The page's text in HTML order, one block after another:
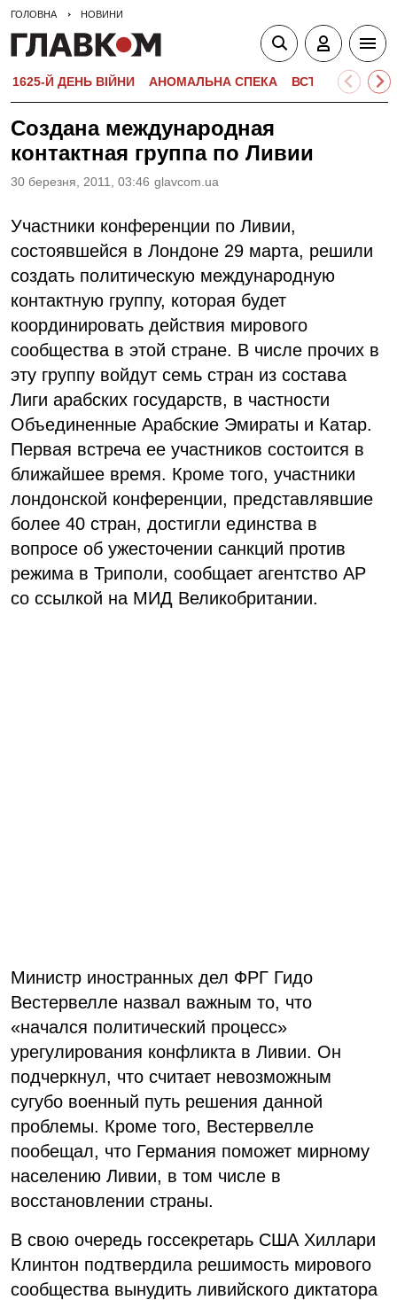
ГОЛОВНА НОВИНИ
1625-Й ДЕНЬ ВІЙНИ АНОМАЛЬНА СПЕКА ВСТУПНА
Создана международная
контактная группа по Ливии
30 березня, 2011, 03:46 glavcom.ua
Участники конференции по Ливии,
состоявшейся в Лондоне 29 марта, решили
создать политическую международную
контактную группу, которая будет
координировать действия мирового
сообщества в этой стране. В числе прочих в
эту группу войдут семь стран из состава
Лиги арабских государств, в частности
Объединенные Арабские Эмираты и Катар.
Первая встреча ее участников состоится в
ближайшее время. Кроме того, участники
лондонской конференции, представлявшие
более 40 стран, достигли единства в
вопросе об ужесточении санкций против
режима в Триполи, сообщает агентство AP
со ссылкой на МИД Великобритании.
Министр иностранных дел ФРГ Гидо
Вестервелле назвал важным то, что
«начался политический процесс»
урегулирования конфликта в Ливии. Он
подчеркнул, что считает невозможным
сугубо военный путь решения данной
проблемы. Кроме того, Вестервелле
пообещал, что Германия поможет мирному
населению Ливии, в том числе в
восстановлении страны.
В свою очередь госсекретарь США Хиллари
Клинтон подтвердила решимость мирового
сообщества вынудить ливийского диктатора